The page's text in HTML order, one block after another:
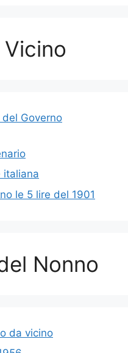
Governo
italiana
le 5 lire del 1901
Nonno
da vicino